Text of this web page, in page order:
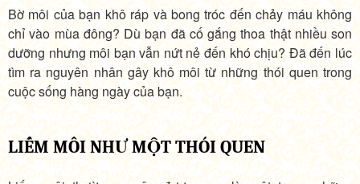
Bờ môi của bạn khô ráp và bong tróc đến chảy máu không
chỉ vào mùa đông? Dù bạn đã cố gắng thoa thật nhiều son
dưỡng nhưng môi bạn vẫn nứt nẻ đến khó chịu? Đã đến lúc
tìm ra nguyên nhân gây khô môi từ những thói quen trong
cuộc sống hàng ngày của bạn.
LIẾM MÔI NHƯ MỘT THÓI QUEN